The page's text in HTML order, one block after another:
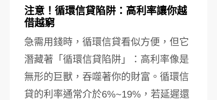
注意！循環信貸陷阱：高利率讓你越
借越窮
急需用錢時，循環信貸看似方便，但它
潛藏著「循環信貸陷阱」：高利率像是
無形的巨獸，吞噬著你的財富。循環信
貸的利率通常介於6%~19%，若延遲還